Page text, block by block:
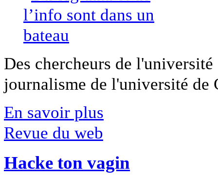
Des chercheurs de
journalisme de l'université
En savoir plus
Revue du web
Hacke ton vagin